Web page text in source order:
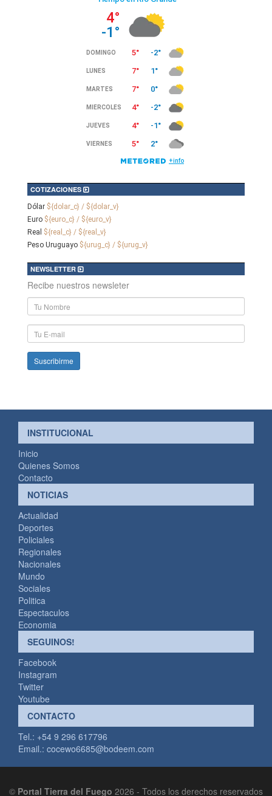
COTIZACIONES
Dólar ${dolar_c} / ${dolar_v}
Euro ${euro_c} / ${euro_v}
Real ${real_c} / ${real_v}
Peso Uruguayo ${urug_c} / ${urug_v}
NEWSLETTER
Recibe nuestros newsleter
Nombre
y
Apellido
E-
mail
INSTITUCIONAL
Inicio
Quienes Somos
Contacto
NOTICIAS
Actualidad
Deportes
Policiales
Regionales
Nacionales
Mundo
Sociales
Politica
Espectaculos
Economia
SEGUINOS!
Facebook
Instagram
Twitter
Youtube
CONTACTO
Tel.: +54 9 296 617796
Email.: cocewo6685@bodeem.com
© Portal Tierra del Fuego 2026 - Todos los derechos reservados